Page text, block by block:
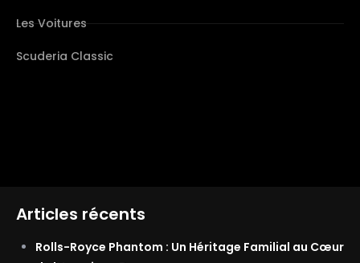
Les Voitures
Scuderia Classic
Articles récents
Rolls-Royce Phantom : Un Héritage Familial au Cœur